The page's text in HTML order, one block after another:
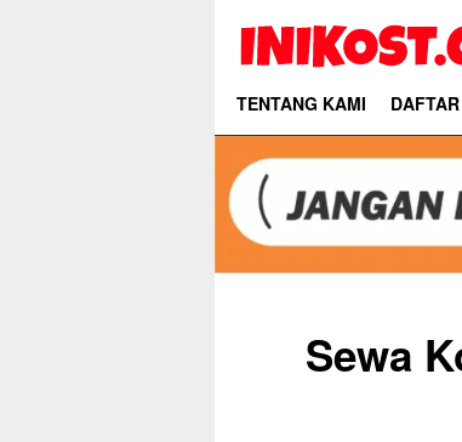
TENTANG KAMI
Sewa